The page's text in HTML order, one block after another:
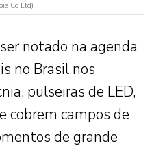
Co Ltd)
notado na agenda
no Brasil nos
pulseiras de LED,
cobrem campos de
de grande